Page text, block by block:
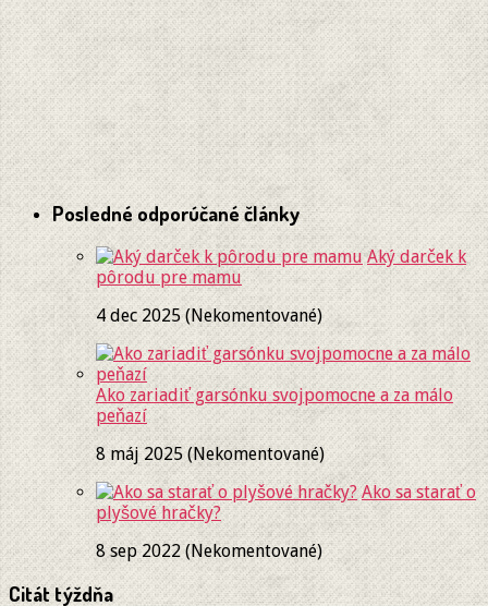
Posledné odporúčané články
Aký darček k
pôrodu pre mamu
4 dec 2025 (Nekomentované)
Ako zariadiť garsónku svojpomocne a za málo
peňazí
8 máj 2025 (Nekomentované)
Ako sa starať o
plyšové hračky?
8 sep 2022 (Nekomentované)
Citát týždňa